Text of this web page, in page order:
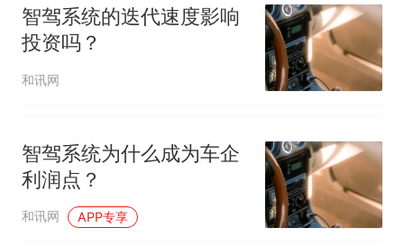
因老师一句“跟我回家”改写了
智驾系统的迭代速度影响
投资吗？
和讯网
智驾系统为什么成为车企
利润点？
和讯网 APP专享